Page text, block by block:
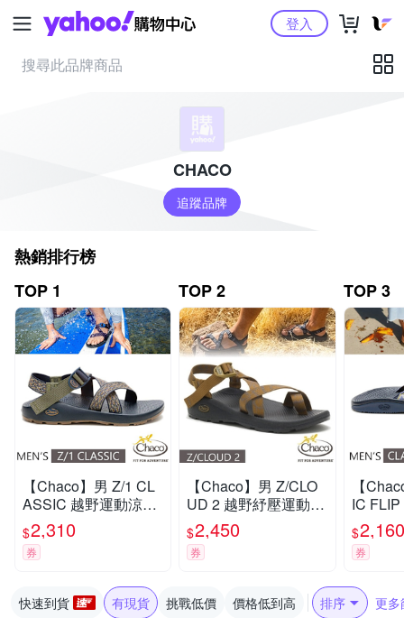
Yahoo購物中心登入
CHACO
追蹤品牌
熱銷排行榜
TOP 1
【Chaco】男 Z/1 CL
ASSIC 越野運動涼鞋
(標準款)/戶外拖鞋.海
灘鞋_CH-ZCM01-HL
70 巔峰藍夜
$2,310
券
TOP 2
【Chaco】男 Z/CLO
UD 2 越野紓壓運動涼
鞋(夾腳款).戶外拖鞋.
海灘鞋_CH-ZLM02-H
I34 天際青銅
$2,450
券
TOP 3
【
IC
字拖/
_CH-
舟檸檬
$2,160
券
快速到貨 有現貨 挑戰低價 價格低到高 排序 更多